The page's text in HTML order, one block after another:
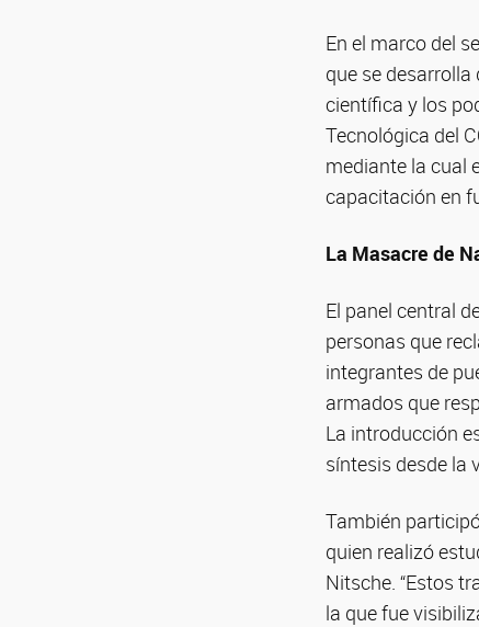
En el marco del
que se
científica y los
Tecnológica del
mediante la cual
capacitación en
La Masacre de
El panel central
personas que
integrantes de
armados que
La introducción
síntesis desde la
También
quien realizó
Nitsche. “Estos
la que fue